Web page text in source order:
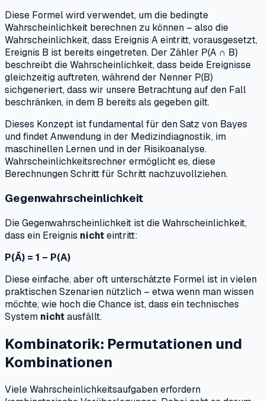
Diese Formel wird verwendet, um die bedingte
Wahrscheinlichkeit berechnen zu können – also die
Wahrscheinlichkeit, dass Ereignis A eintritt, vorausgesetzt,
Ereignis B ist bereits eingetreten. Der Zähler P(A ∩ B)
beschreibt die Wahrscheinlichkeit, dass beide Ereignisse
gleichzeitig auftreten, während der Nenner P(B)
sichgeneriert, dass wir unsere Betrachtung auf den Fall
beschränken, in dem B bereits als gegeben gilt.
Dieses Konzept ist fundamental für den Satz von Bayes
und findet Anwendung in der Medizindiagnostik, im
maschinellen Lernen und in der Risikoanalyse.
Wahrscheinlichkeitsrechner ermöglicht es, diese
Berechnungen Schritt für Schritt nachzuvollziehen.
Gegenwahrscheinlichkeit
Die Gegenwahrscheinlichkeit ist die Wahrscheinlichkeit,
dass ein Ereignis nichteintritt:
P(Ā) = 1 – P(A)
Diese einfache, aber oft unterschätzte Formel ist in vielen
praktischen Szenarien nützlich – etwa wenn man wissen
möchte, wie hoch die Chance ist, dass ein technisches
System nichtausfällt.
Kombinatorik: Permutationen und
Kombinationen
Viele Wahrscheinlichkeitsaufgaben erfordern